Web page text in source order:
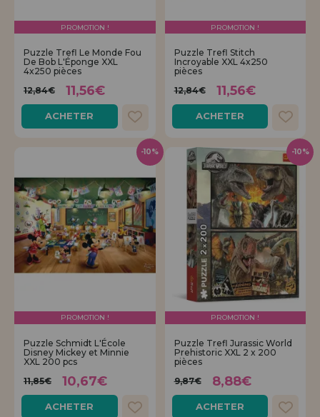
PROMOTION !
Puzzle Trefl Le Monde Fou
De Bob L'Éponge XXL
4x250 pièces
12,84€
11,56€
ACHETER
PROMOTION !
Puzzle Trefl Stitch
Incroyable XXL 4x250
pièces
12,84€
11,56€
ACHETER
PROMOTION !
Puzzle Schmidt L'École
Disney Mickey et Minnie
XXL 200 pcs
11,85€
10,67€
ACHETER
-10%
PROMOTION !
Puzzle Trefl Jurassic World
Prehistoric XXL 2 x 200
pièces
9,87€
8,88€
ACHETER
-10%